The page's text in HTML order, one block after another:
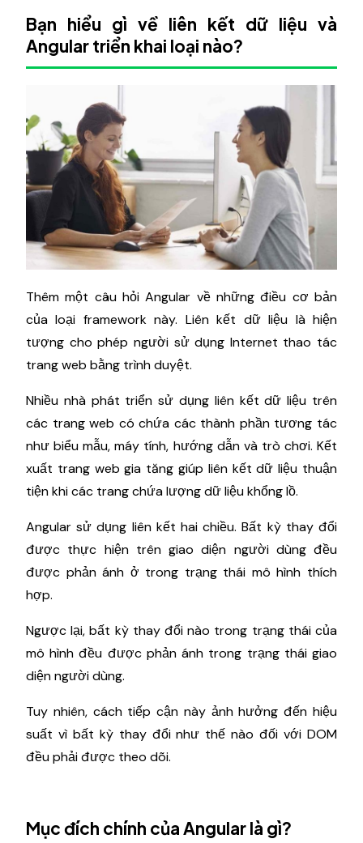
Bạn hiểu gì về liên kết dữ liệu và
Angular triển khai loại nào?
Thêm một câu hỏi Angular về những điều cơ bản
của loại framework này. Liên kết dữ liệu là hiện
tượng cho phép người sử dụng Internet thao tác
trang web bằng trình duyệt.
Nhiều nhà phát triển sử dụng liên kết dữ liệu trên
các trang web có chứa các thành phần tương tác
như biểu mẫu, máy tính, hướng dẫn và trò chơi. Kết
xuất trang web gia tăng giúp liên kết dữ liệu thuận
tiện khi các trang chứa lượng dữ liệu khổng lồ.
Angular sử dụng liên kết hai chiều. Bất kỳ thay đổi
được thực hiện trên giao diện người dùng đều
được phản ánh ở trong trạng thái mô hình thích
hợp.
Ngược lại, bất kỳ thay đổi nào trong trạng thái của
mô hình đều được phản ánh trong trạng thái giao
diện người dùng.
Tuy nhiên, cách tiếp cận này ảnh hưởng đến hiệu
suất vì bất kỳ thay đổi như thế nào đối với DOM
đều phải được theo dõi.
Mục đích chính của Angular là gì?